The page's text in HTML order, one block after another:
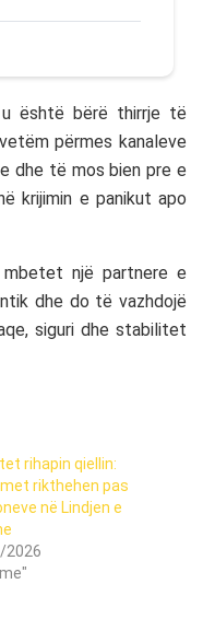
është bërë thirrje të
përmes kanaleve
dhe të mos bien pre e
krijimin e panikut apo
mbetet një partnere e
dhe do të vazhdojë
siguri dhe stabilitet
rihapin qiellin:
rikthehen pas
në Lindjen e
2026